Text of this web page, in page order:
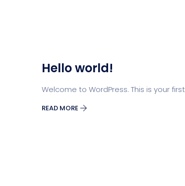
Hello world!
Welcome to WordPress. This is your
READ MORE